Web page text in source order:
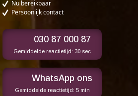
Nu bereikbaar
Persoonlijk contact
030 87 000 87
Gemiddelde reactietijd: 30 sec
WhatsApp ons
Gemiddelde reactietijd: 5 min